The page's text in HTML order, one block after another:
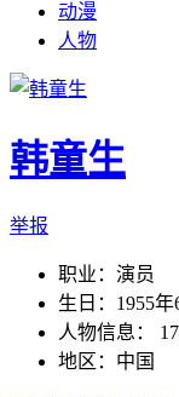
动漫
人物
韩童生
举报
职业：演员
生日：1955年
人物信息：
地区：中国